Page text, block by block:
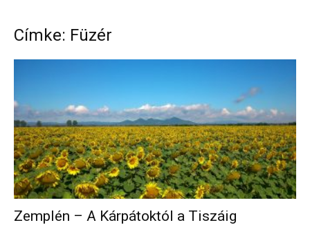
Címke: Füzér
Zemplén – A Kárpátoktól a Tiszáig